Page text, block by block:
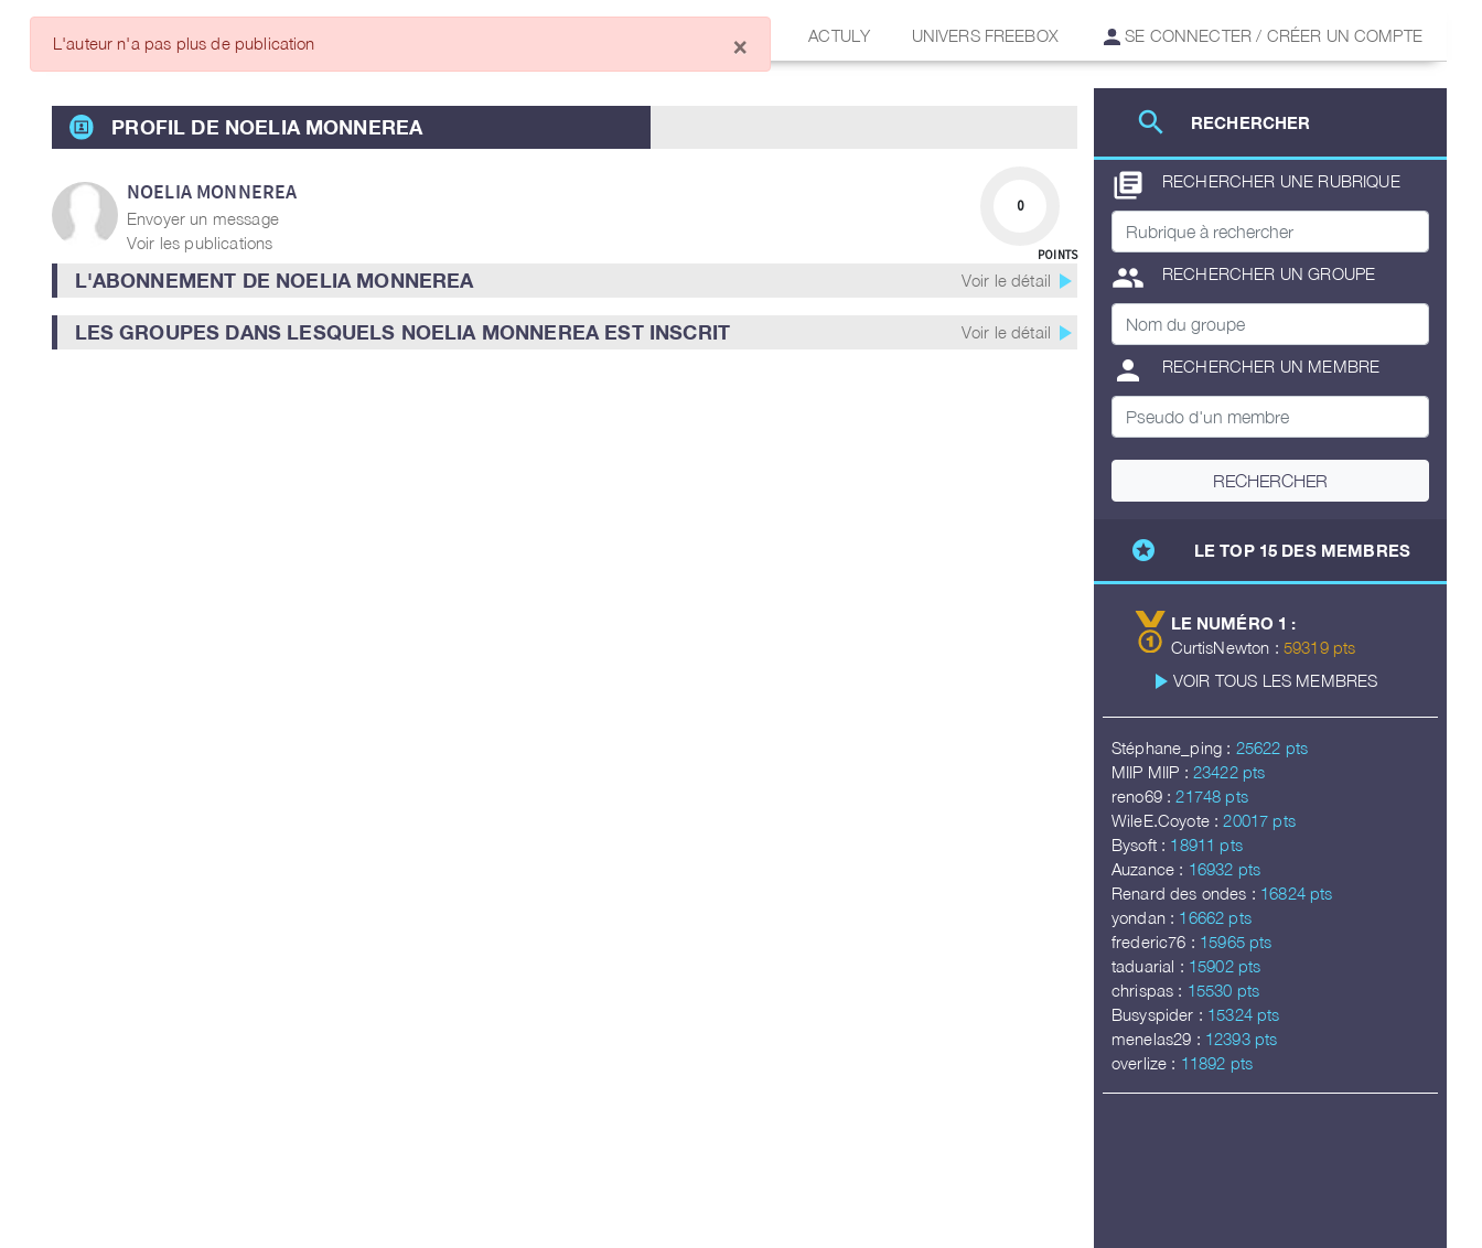
ARTICLES DES MEMBRES ACTULY UNIVERS FREEBOX SE CONNECTER / CRÉER UN COMPTE
search RECHERCHER
library_books RECHERCHER UNE RUBRIQUE
group RECHERCHER UN GROUPE
person RECHERCHER UN MEMBRE
RECHERCHER
stars LE TOP 15 DES MEMBRES
LE NUMÉRO 1 :
CurtisNewton : 59319 pts
play_arrow VOIR TOUS LES MEMBRES
Stéphane_ping : 25622 pts
MIIP MIIP : 23422 pts
reno69 : 21748 pts
WileE.Coyote : 20017 pts
Bysoft : 18911 pts
Auzance : 16932 pts
Renard des ondes : 16824 pts
yondan : 16662 pts
frederic76 : 15965 pts
taduarial : 15902 pts
chrispas : 15530 pts
Busyspider : 15324 pts
menelas29 : 12393 pts
overlize : 11892 pts
PROFIL DE NOELIA MONNEREA
NOELIA MONNEREA
Envoyer un message
Voir les publications
0
POINTS
L'ABONNEMENT DE NOELIA MONNEREA Voir le détail play_arrow
LES GROUPES DANS LESQUELS NOELIA MONNEREA EST INSCRIT Voir le détail play_arrow
L'auteur n'a pas plus de publication ×